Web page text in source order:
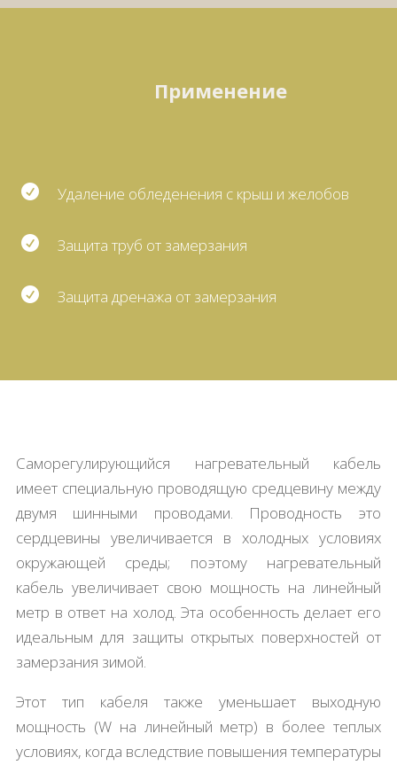
Применение
 Удаление обледенения с крыш и желобов
 Защита труб от замерзания
 Защита дренажа от замерзания
Саморегулирующийся нагревательный кабель
имеет специальную проводящую средцевину между
двумя шинными проводами. Проводность это
сердцевины увеличивается в холодных условиях
окружающей среды; поэтому нагревательный
кабель увеличивает свою мощность на линейный
метр в ответ на холод. Эта особенность делает его
идеальным для защиты открытых поверхностей от
замерзания зимой.
Этот тип кабеля также уменьшает выходную
мощность (W на линейный метр) в более теплых
условиях, когда вследствие повышения температуры